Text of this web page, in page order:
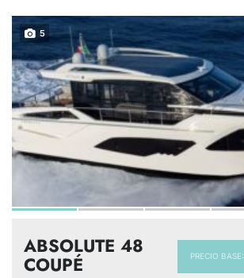
5
PRECIO BASE:
ABSOLUTE 48
COUPÉ